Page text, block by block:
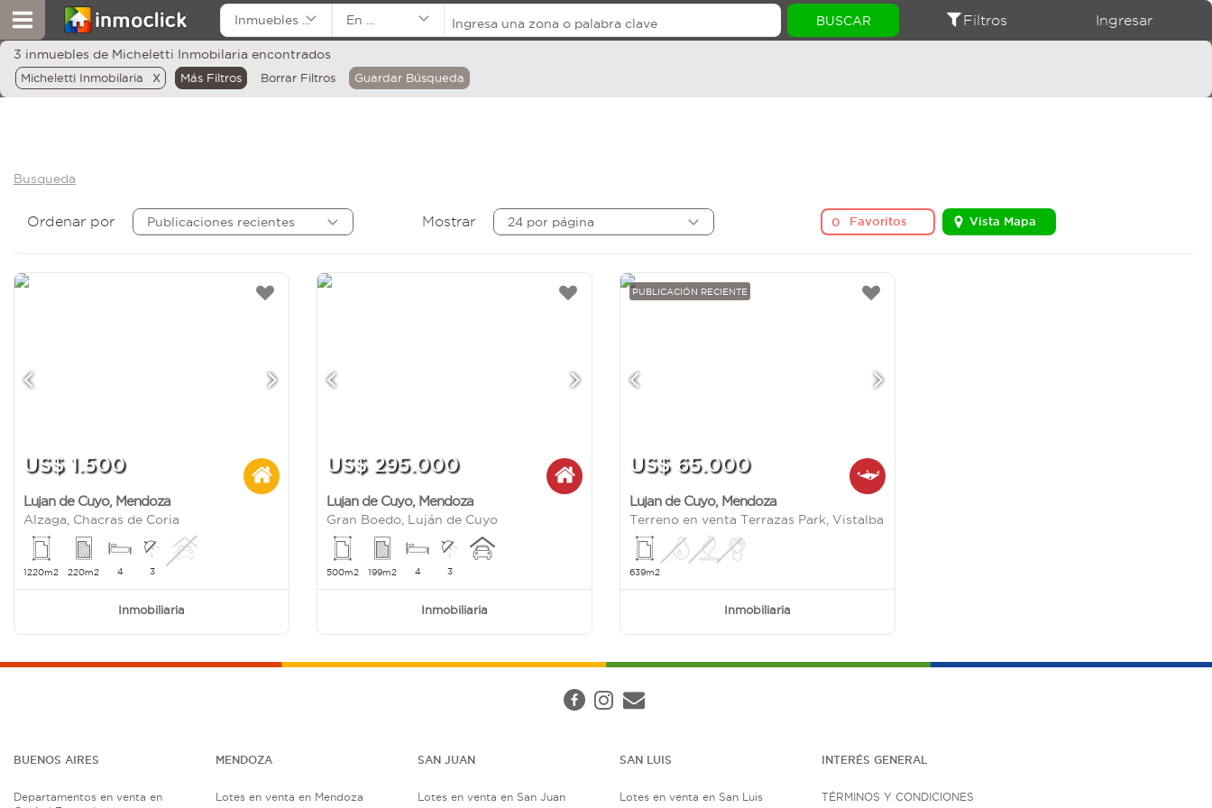
Inmuebles ... En ... Filtros Ingresar
3 inmuebles de Micheletti Inmobilaria encontrados
Micheletti Inmobilaria x Más Filtros Borrar Filtros Guardar Búsqueda
Busqueda
Ordenar por Publicaciones recientes Mostrar 24 por página 0 Favoritos Vista Mapa
US$ 1.500
Lujan de Cuyo, Mendoza
Alzaga, Chacras de Coria
1220m2 220m2 4 3
Inmobiliaria
US$ 295.000
Lujan de Cuyo, Mendoza
Gran Boedo, Luján de Cuyo
500m2 199m2 4 3
Inmobiliaria
PUBLICACIÓN RECIENTE
US$ 65.000
Lujan de Cuyo, Mendoza
Terreno en venta Terrazas Park, Vistalba
639m2
Inmobiliaria
BUENOS AIRES
Departamentos en venta en
MENDOZA
Lotes en venta en Mendoza
SAN JUAN
Lotes en venta en San Juan
SAN LUIS
Lotes en venta en San Luis
INTERÉS GENERAL
TÉRMINOS Y CONDICIONES